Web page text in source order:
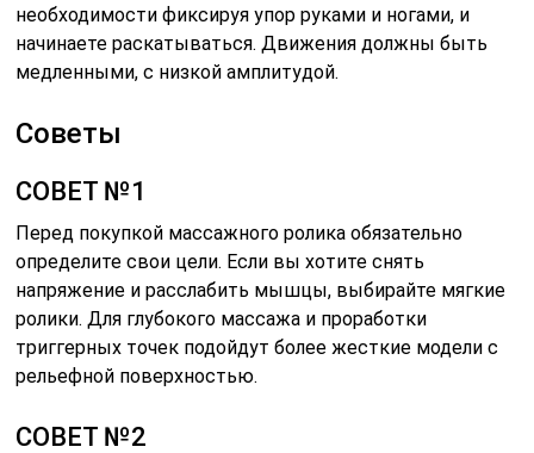
необходимости фиксируя упор руками и ногами, и
начинаете раскатываться. Движения должны быть
медленными, с низкой амплитудой.
Советы
СОВЕТ №1
Перед покупкой массажного ролика обязательно
определите свои цели. Если вы хотите снять
напряжение и расслабить мышцы, выбирайте мягкие
ролики. Для глубокого массажа и проработки
триггерных точек подойдут более жесткие модели с
рельефной поверхностью.
СОВЕТ №2